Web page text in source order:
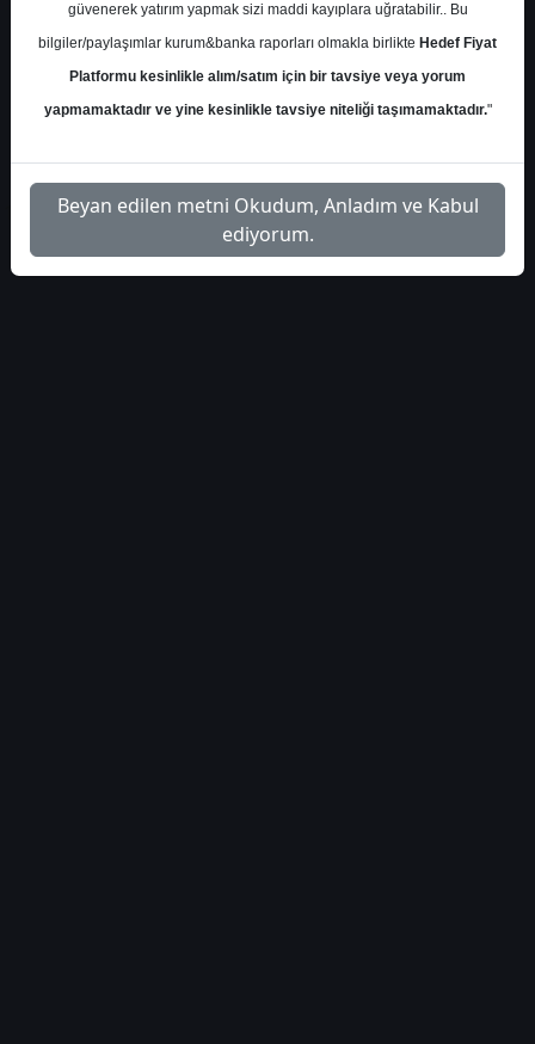
1
alnus-yatirim-model-
portfoy-2026-44
Dosyayı İndir
güvenerek yatırım yapmak sizi maddi kayıplara uğratabilir.. Bu
bilgiler/paylaşımlar kurum&banka raporları olmakla birlikte Hedef Fiyat
Platformu kesinlikle alım/satım için bir tavsiye veya yorum
yapmamaktadır ve yine kesinlikle tavsiye niteliği taşımamaktadır."
Beyan edilen metni Okudum, Anladım ve Kabul
ediyorum.